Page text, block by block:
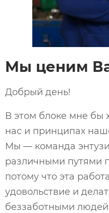
Мы ценим
Добрый день!
В этом блоке мне бы
нас и принципах
Мы — команда
различными путями
потому что эта
удовольствие и
беззаботными